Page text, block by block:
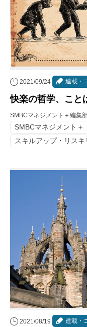
2021/09/24 連載・
快楽の哲学、こと
SMBCマネジメント＋編集
SMBCマネジメント＋
スキルアップ・リスキ
2021/08/19 連載・